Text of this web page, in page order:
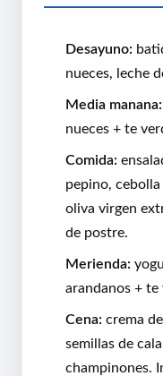
Desayuno:
nueces, leche
Media manana:
nueces + te
Comida:
pepino,
oliva virgen
de postre.
Merienda:
arandanos + te
Cena: crema
semillas de
champinones.